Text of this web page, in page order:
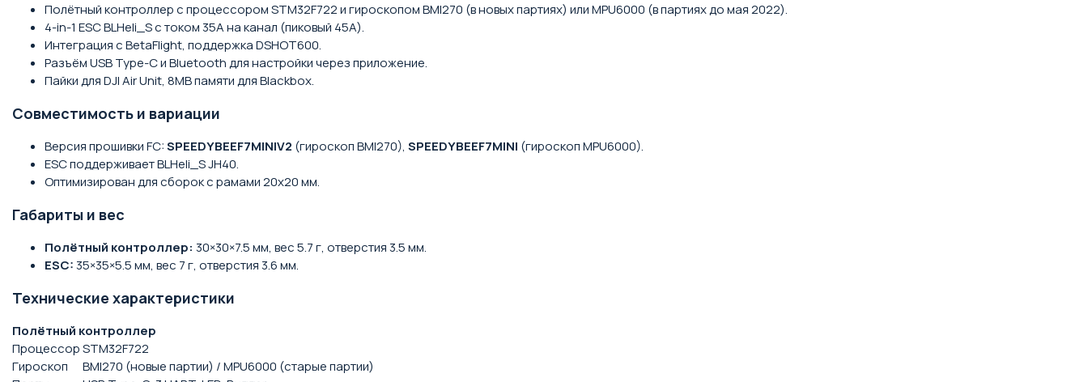
Полётный контроллер с процессором STM32F722 и гироскопом BMI270 (в новых партиях) или MPU6000 (в партиях до мая 2022).
4-in-1 ESC BLHeli_S с током 35A на канал (пиковый 45A).
Интеграция с BetaFlight, поддержка DSHOT600.
Разъём USB Type-C и Bluetooth для настройки через приложение.
Пайки для DJI Air Unit, 8MB памяти для Blackbox.
Совместимость и вариации
Версия прошивки FC:SPEEDYBEEF7MINIV2 (гироскоп BMI270), SPEEDYBEEF7MINI (гироскоп MPU6000).
ESC поддерживает BLHeli_S JH40.
Оптимизирован для сборок с рамами 20x20 мм.
Габариты и вес
Полётный контроллер: 30×30×7.5 мм, вес 5.7 г, отверстия 3.5 мм.
ESC:35×35×5.5 мм, вес 7 г, отверстия 3.6 мм.
Технические характеристики
Полётный контроллер
ПроцессорSTM32F722
Гироскоп
BMI270 (новые партии) / MPU6000 (старые партии)